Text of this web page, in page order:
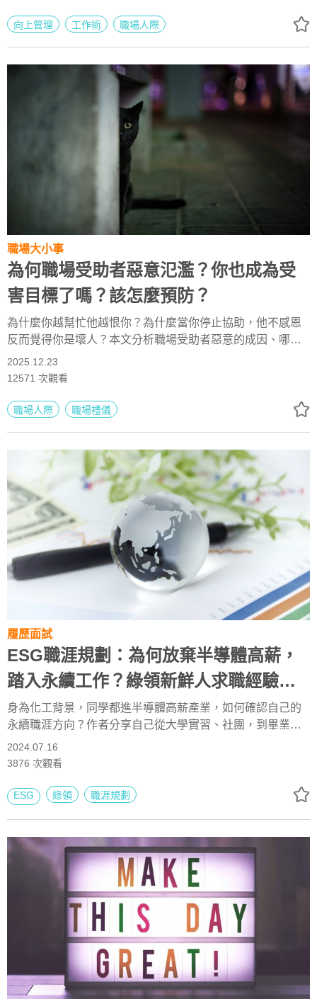
向上管理 工作術 職場人際
職場大小事
為何職場受助者惡意氾濫？你也成為受
害目標了嗎？該怎麼預防？
為什麼你越幫忙他越恨你？為什麼當你停止協助，他不感恩
反而覺得你是壞人？本文分析職場受助者惡意的成因、哪些
特質的人容易被纏上，以及如何在不變冷漠的前提下保護自
己。
2025.12.23
12571 次觀看
職場人際 職場禮儀
履歷面試
ESG職涯規劃：為何放棄半導體高薪，
踏入永續工作？綠領新鮮人求職經驗分
享
身為化工背景，同學都進半導體高薪產業，如何確認自己的
永續職涯方向？作者分享自己從大學實習、社團，到畢業歷
經20間公司面試的相關經驗，求職目標從ESG專員、永續顧
問到研究類工作，他有哪些心得反思？整理找工作心路歷
2024.07.16
3876 次觀看
ESG 綠領 職涯規劃